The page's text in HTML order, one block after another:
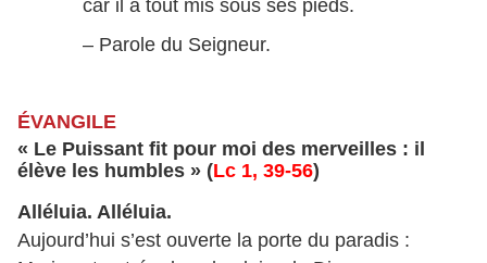
car il a tout mis sous ses pieds.
– Parole du Seigneur.
ÉVANGILE
« Le Puissant fit pour moi des merveilles : il
élève les humbles » (Lc 1, 39-56)
Alléluia. Alléluia.
Aujourd’hui s’est ouverte la porte du paradis :